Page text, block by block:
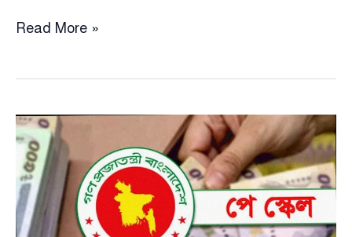
বন্ধ
বস্ত্র
ও
পাট
মন্ত্রণালয়ের
সঙ্গে
প্রধানমন্ত্রীর
Read More »